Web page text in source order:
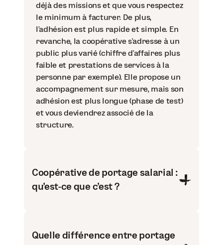
déjà des missions et que vous respectez
le minimum à facturer. De plus,
l’adhésion est plus rapide et simple. En
revanche, la coopérative s’adresse à un
public plus varié (chiffre d’affaires plus
faible et prestations de services à la
personne par exemple). Elle propose un
accompagnement sur mesure, mais son
adhésion est plus longue (phase de test)
et vous deviendrez associé de la
structure.
Coopérative de portage salarial :
qu’est-ce que c’est ?
Quelle différence entre portage